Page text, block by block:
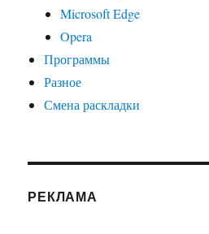
Microsoft Edge
Opera
Программы
Разное
Смена раскладки
РЕКЛАМА